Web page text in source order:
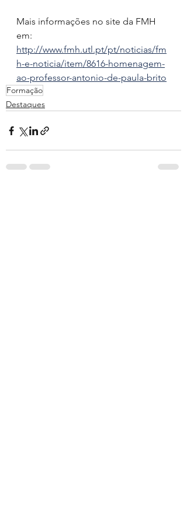
Mais informações no site da FMH
em:
http://www.fmh.utl.pt/pt/noticias/fm
h-e-noticia/item/8616-homenagem-
ao-professor-antonio-de-paula-brito
Formação
Destaques